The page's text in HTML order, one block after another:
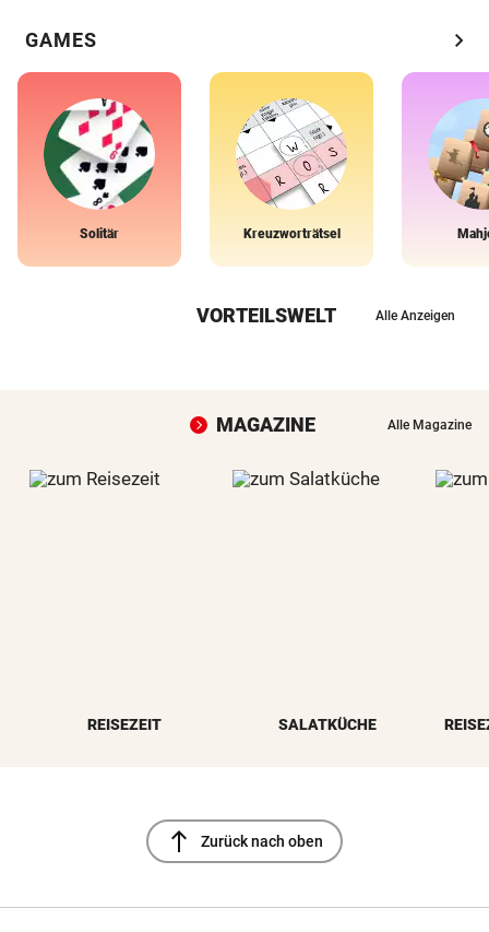
GAMES chevron_right
Solitär Kreuzworträtsel
VORTEILSWELT Alle Anzeigen
MAGAZINE Alle Magazine
REISEZEIT SALATKÜCHE
north Zurück nach oben